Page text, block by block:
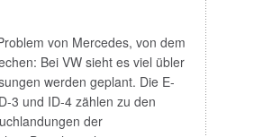
von Mercedes, von dem
Bei VW sieht es viel übler
werden geplant. Die E-
3 und ID-4 zählen zu den
der